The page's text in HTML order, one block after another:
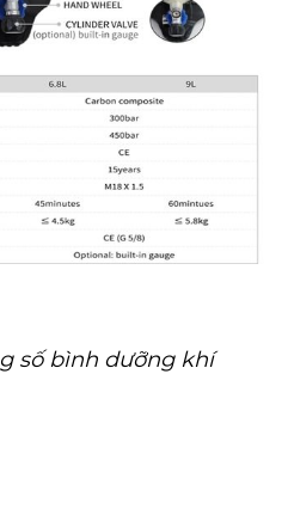
số bình dưỡng khí